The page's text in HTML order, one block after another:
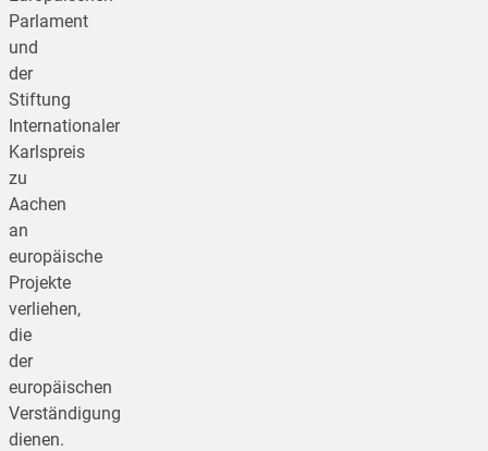
Parlament
und
der
Stiftung
Internationaler
Karlspreis
zu
Aachen
an
europäische
Projekte
verliehen,
die
der
europäischen
Verständigung
dienen.